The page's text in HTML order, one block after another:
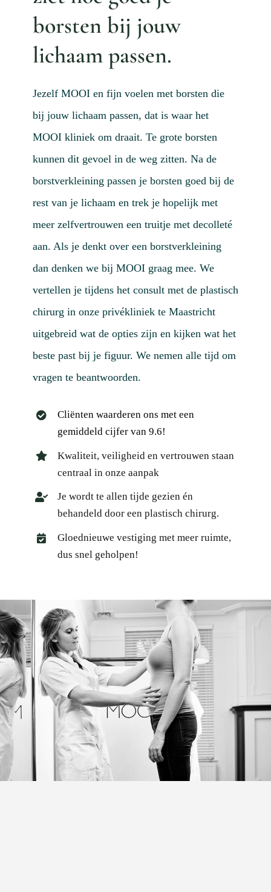
borsten bij jouw
lichaam passen.
Jezelf MOOI en fijn voelen met borsten die
bij jouw lichaam passen, dat is waar het
MOOI kliniek om draait. Te grote borsten
kunnen dit gevoel in de weg zitten. Na de
borstverkleining passen je borsten goed bij de
rest van je lichaam en trek je hopelijk met
meer zelfvertrouwen een truitje met decolleté
aan. Als je denkt over een borstverkleining
dan denken we bij MOOI graag mee. We
vertellen je tijdens het consult met de plastisch
chirurg in onze privékliniek te Maastricht
uitgebreid wat de opties zijn en kijken wat het
beste past bij je figuur. We nemen alle tijd om
vragen te beantwoorden.
Cliënten waarderen ons met een
gemiddeld cijfer van 9.6!
Kwaliteit, veiligheid en vertrouwen staan
centraal in onze aanpak
Je wordt te allen tijde gezien én
behandeld door een plastisch chirurg.
Gloednieuwe vestiging met meer ruimte,
dus snel geholpen!